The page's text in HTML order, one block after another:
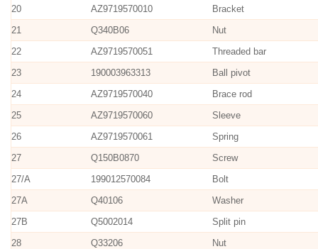
20
AZ9719570010
Bracket
21
Q340B06
Nut
22
AZ9719570051
Threaded bar
23
190003963313
Ball pivot
24
AZ9719570040
Brace rod
25
AZ9719570060
Sleeve
26
AZ9719570061
Spring
27
Q150B0870
Screw
27/A
199012570084
Bolt
27A
Q40106
Washer
27B
Q5002014
Split pin
28
Q33206
Nut